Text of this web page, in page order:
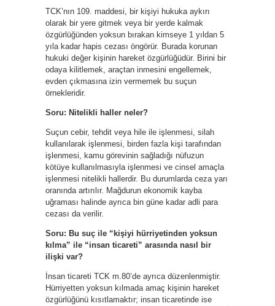
TCK’nın 109. maddesi, bir kişiyi hukuka aykırı
olarak bir yere gitmek veya bir yerde kalmak
özgürlüğünden yoksun bırakan kimseye 1 yıldan 5
yıla kadar hapis cezası öngörür. Burada korunan
hukuki değer kişinin hareket özgürlüğüdür. Birini bir
odaya kilitlemek, araçtan inmesini engellemek,
evden çıkmasına izin vermemek bu suçun
örnekleridir.
Soru: Nitelikli haller neler?
Suçun cebir, tehdit veya hile ile işlenmesi, silah
kullanılarak işlenmesi, birden fazla kişi tarafından
işlenmesi, kamu görevinin sağladığı nüfuzun
kötüye kullanılmasıyla işlenmesi ve cinsel amaçla
işlenmesi nitelikli hallerdir. Bu durumlarda ceza yarı
oranında artırılır. Mağdurun ekonomik kayba
uğraması halinde ayrıca bin güne kadar adli para
cezası da verilir.
Soru: Bu suç ile “kişiyi hürriyetinden yoksun
kılma” ile “insan ticareti” arasında nasıl bir
ilişki var?
İnsan ticareti TCK m.80’de ayrıca düzenlenmiştir.
Hürriyetten yoksun kılmada amaç kişinin hareket
özgürlüğünü kısıtlamaktır; insan ticaretinde ise